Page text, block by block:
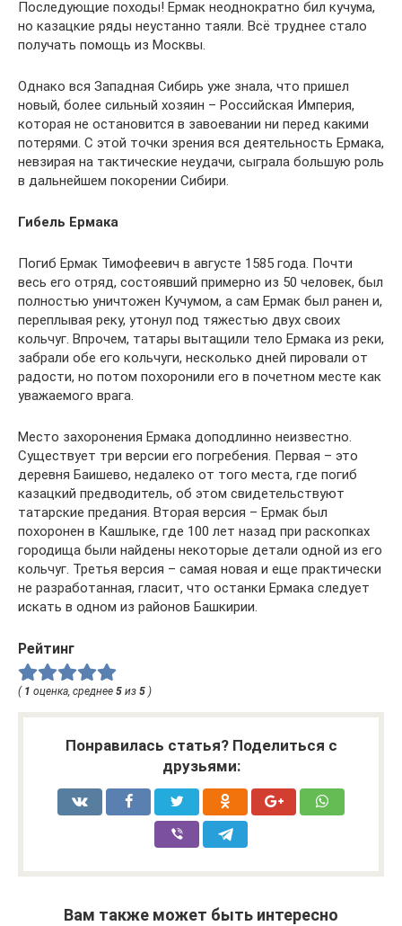
Последующие походы! Ермак неоднократно бил кучума,
но казацкие ряды неустанно таяли. Всё труднее стало
получать помощь из Москвы.
Однако вся Западная Сибирь уже знала, что пришел
новый, более сильный хозяин – Российская Империя,
которая не остановится в завоевании ни перед какими
потерями. С этой точки зрения вся деятельность Ермака,
невзирая на тактические неудачи, сыграла большую роль
в дальнейшем покорении Сибири.
Гибель Ермака
Погиб Ермак Тимофеевич в августе 1585 года. Почти
весь его отряд, состоявший примерно из 50 человек, был
полностью уничтожен Кучумом, а сам Ермак был ранен и,
переплывая реку, утонул под тяжестью двух своих
кольчуг. Впрочем, татары вытащили тело Ермака из реки,
забрали обе его кольчуги, несколько дней пировали от
радости, но потом похоронили его в почетном месте как
уважаемого врага.
Место захоронения Ермака доподлинно неизвестно.
Существует три версии его погребения. Первая – это
деревня Баишево, недалеко от того места, где погиб
казацкий предводитель, об этом свидетельствуют
татарские предания. Вторая версия – Ермак был
похоронен в Кашлыке, где 100 лет назад при раскопках
городища были найдены некоторые детали одной из его
кольчуг. Третья версия – самая новая и еще практически
не разработанная, гласит, что останки Ермака следует
искать в одном из районов Башкирии.
Рейтинг
( 1 оценка, среднее 5 из 5 )
Понравилась статья? Поделиться с
друзьями:
Вам также может быть интересно